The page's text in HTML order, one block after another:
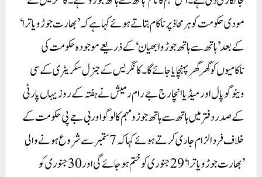
مودی حکومت کو ہر محاذ پر ناکام بتاتے ہوئے کہا ہے کہ ’بھارت جوڑو یاترا‘
کے بعد ’ہاتھ سے ہاتھ جوڑو ابھیان‘ کے ذریعے موجودہ حکومت کی
ناکامیوں کو گھر گھر پہنچایا جائے گا۔کانگریس کے جنرل سکریٹری کے سی
وینوگوپال اور میڈیا انچارج جے رام رمیش نے ہفتہ کے روز یہاں پارٹی
کے صدر دفتر میں ہاتھ سے ہاتھ جوڑو مہم کا لوگو اور بی جے پی حکومت کے
خلاف فرد الزام جاری کرتے ہوئے کہا کہ 7ستمبر سے شروع ہونے والی
’بھارت جوڑو یاترا‘ 29جنوری کو ختم ہوجائے گی اور 30جنوری کو